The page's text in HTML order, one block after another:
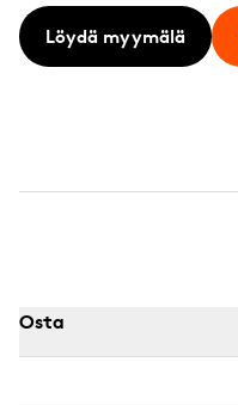
Löydä myymälä
Osta